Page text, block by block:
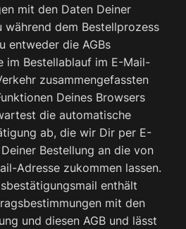
mit den Daten Deiner
während dem Bestellprozess
entweder die AGBs
im Bestellablauf im E-Mail-
zusammengefassten
Deines Browsers
die automatische
ab, die wir Dir per E-
Bestellung an die von
Adresse zukommen lassen.
enthält
mit den
und diesen AGB und lässt